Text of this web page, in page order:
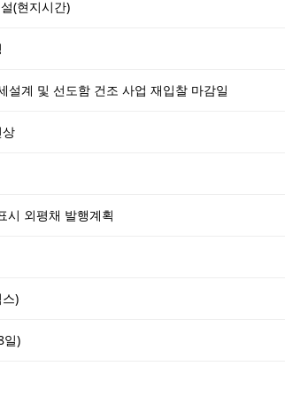
(현지시간)
설계 및 선도함 건조 사업 재입찰 마감일
시 외평채 발행계획
)
일)